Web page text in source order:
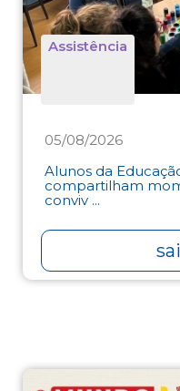
Assistência
05/08/2026
Alunos da
compartilham
conviv ...